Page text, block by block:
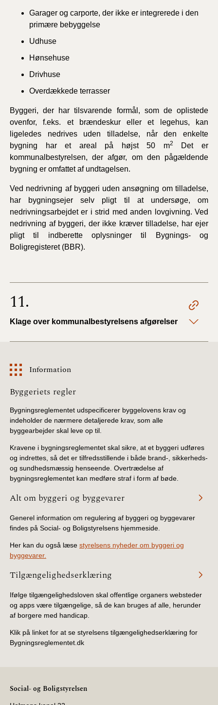
Garager og carporte, der ikke er integrerede i den
primære bebyggelse
Udhuse
Hønsehuse
Drivhuse
Overdækkede terrasser
Byggeri, der har tilsvarende formål, som de oplistede
ovenfor, f.eks.
et brændeskur eller
et legehus, kan
ligeledes nedrives uden tilladelse, når den enkelte
bygning har et areal på højst 50 m2
Det er
kommunalbestyrelsen, der afgør, om den pågældende
bygning er omfattet af undtagelsen.
Ved nedrivning af byggeri uden ansøgning om tilladelse,
har bygningsejer selv pligt til at undersøge, om
nedrivningsarbejdet er i strid med anden lovgivning. Ved
nedrivning af byggeri, der ikke kræver tilladelse, har ejer
pligt til indberette oplysninger til Bygnings- og
Boligregisteret (BBR).
11.
Klage over kommunalbestyrelsens afgørelser
Information
Information
Byggeriets regler
Bygningsreglementet udspecificerer byggelovens krav og
indeholder de nærmere detaljerede krav, som alle
byggearbejder skal leve op til.
Kravene i bygningsreglementet skal sikre, at et byggeri udføres
og indrettes, så det er tilfredsstillende i både brand-, sikkerheds-
og sundhedsmæssig henseende. Overtrædelse af
bygningsreglementet kan medføre straf i form af bøde.
Alt om byggeri og byggevarer
Generel information om regulering af byggeri og byggevarer
findes på Social- og Boligstyrelsens hjemmeside.
Her kan du også læse styrelsens nyheder om byggeri og
byggevarer.
Tilgængelighedserklæring
Ifølge tilgængelighedsloven skal offentlige organers websteder
og apps være tilgængelige, så de kan bruges af alle, herunder
af borgere med handicap.
Klik på linket for at se styrelsens tilgængelighedserklæring for
Bygningsreglementet.dk
Social- og Boligstyrelsen